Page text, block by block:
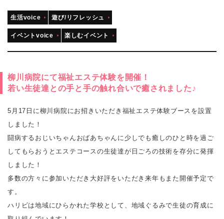
生活voice 遊び/リフレッシュ
イベントvoice 楽しむイベント
柳川病院にて福祉エステ体験を開催！
若い生徒達との手と手の触れ合いで癒されました♪
5月17日に柳川病院にお招きいただき福祉エステ体験ブースを設置
しました！
闘病するおじいちゃんおばあちゃんに少しでも癒しのひと時を過ご
してもらおうとエステコースの生徒達が日ごろの技術を存分に発揮
しました！
多数の方々に参加いただき大好評をいただき来年もまた開催予定で
す。
ハリビは地域にひらかれた学校として、地域ぐるみで生徒の育成に